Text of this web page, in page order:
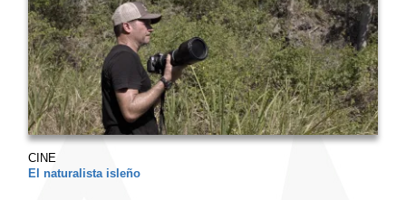
CINE
El naturalista isleño